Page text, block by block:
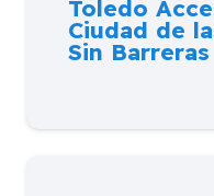
Toledo
Ciudad de
Sin Barreras